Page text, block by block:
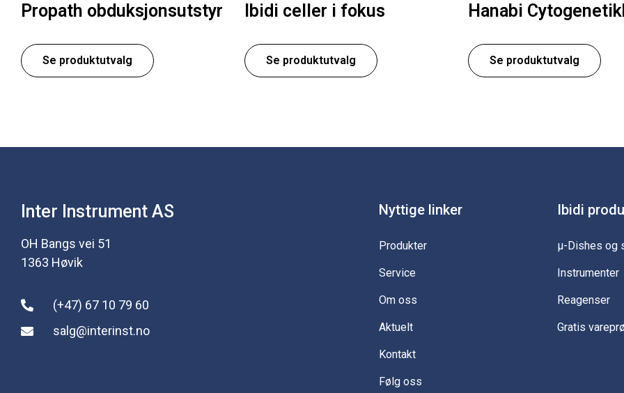
Propath obduksjonsutstyr
Se produktutvalg
Ibidi celler i fokus
Se produktutvalg
Hanabi
Se produktutvalg
Inter Instrument AS
OH Bangs vei 51
1363 Høvik
(+47) 67 10 79 60
salg@interinst.no
Nyttige linker
Produkter
Service
Om oss
Aktuelt
Kontakt
Følg oss
Ibidi
µ-Dishes og
Instrumenter
Reagenser
Gratis